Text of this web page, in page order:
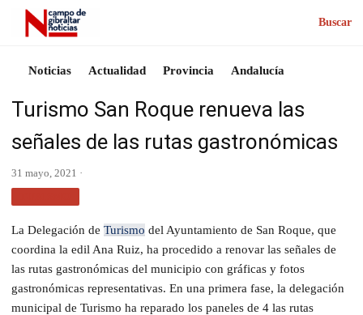
Buscar
Noticias Actualidad Provincia Andalucía
Turismo San Roque renueva las
señales de las rutas gastronómicas
31 mayo, 2021 ·
La Delegación de Turismo del Ayuntamiento de San Roque, que
coordina la edil Ana Ruiz, ha procedido a renovar las señales de
las rutas gastronómicas del municipio con gráficas y fotos
gastronómicas representativas. En una primera fase, la delegación
municipal de Turismo ha reparado los paneles de 4 las rutas